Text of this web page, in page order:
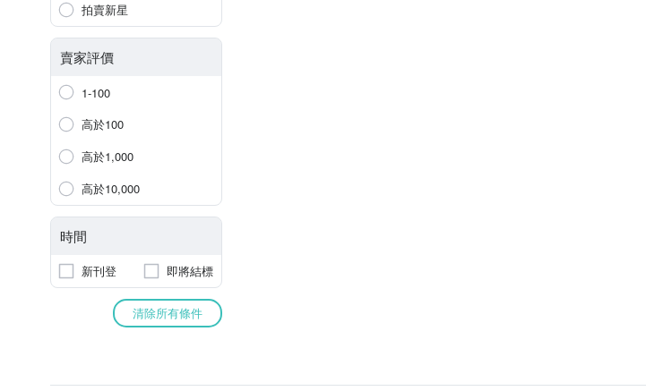
拍賣新星
賣家評價
1-100
高於100
高於1,000
高於10,000
時間
新刊登 即將結標
清除所有條件